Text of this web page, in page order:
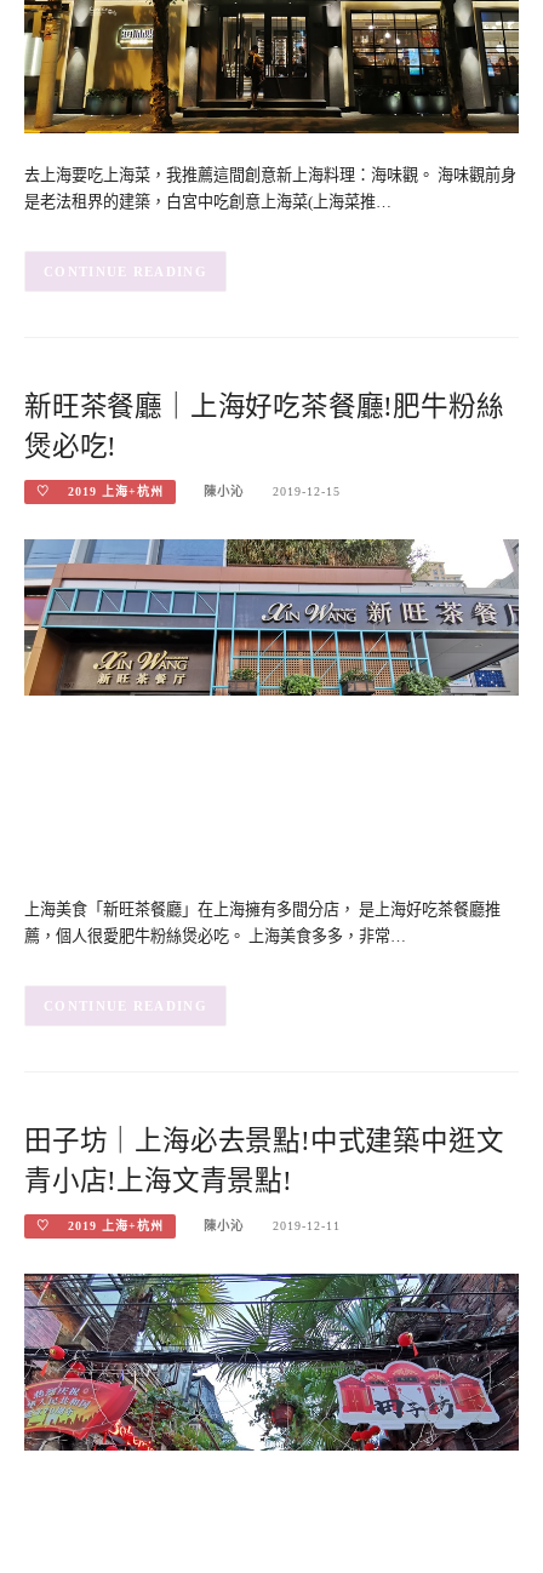
去上海要吃上海菜，我推薦這間創意新上海料理：海味觀。 海味觀前身
是老法租界的建築，白宮中吃創意上海菜(上海菜推…
CONTINUE READING
新旺茶餐廳｜上海好吃茶餐廳!肥牛粉絲
煲必吃!
♡ 2019 上海+杭州 陳小沁 2019-12-15
上海美食「新旺茶餐廳」在上海擁有多間分店， 是上海好吃茶餐廳推
薦，個人很愛肥牛粉絲煲必吃。 上海美食多多，非常…
CONTINUE READING
田子坊｜上海必去景點!中式建築中逛文
青小店!上海文青景點!
♡ 2019 上海+杭州 陳小沁 2019-12-11